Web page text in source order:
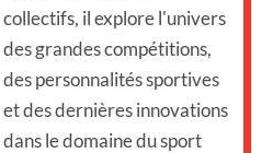
collectifs, il explore l'univers
des grandes compétitions,
des personnalités sportives
et des dernières innovations
dans le domaine du sport